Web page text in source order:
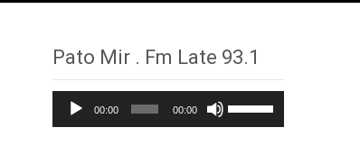
Pato Mir . Fm Late 93.1
Reproductor
de
00:00 00:00
Utiliza
las